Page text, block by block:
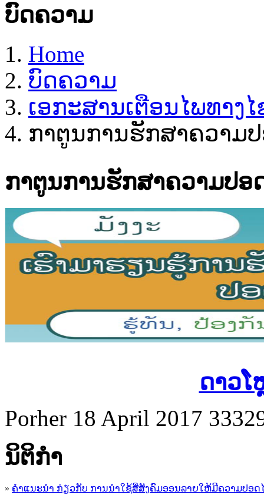
ບົດຄວາມ
Home
ບົດຄວາມ
ເອ​ກະ​ສານເຕືອນໄພທາງໄ
ກາຕູນການຮັກສາຄວາມປ
ກາຕູນການຮັກສາຄວາມປອ
ດາວໂ
Porher 18 April 2017
ນິ​ຕິ​ກໍາ
» ຄໍາແນະນໍາ ກ່ຽວກັບ ການນໍາໃຊ້ສື່ສັງຄົມອອນລາຍໃຫ້ມີຄວາມປອດ